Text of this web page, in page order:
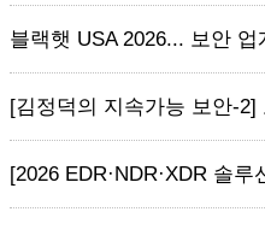
블랙햇 USA 2026... 보안 업
[김정덕의 지속가능 보안-2]
[2026 EDR·NDR·XDR 솔